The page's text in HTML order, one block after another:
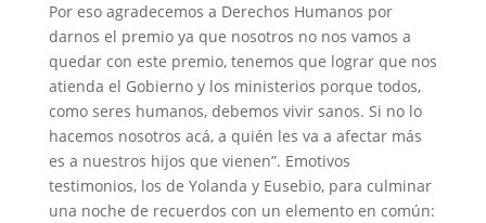
Por eso agradecemos a Derechos Humanos por
darnos el premio ya que nosotros no nos vamos a
quedar con este premio, tenemos que lograr que nos
atienda el Gobierno y los ministerios porque todos,
como seres humanos, debemos vivir sanos. Si no lo
hacemos nosotros acá, a quién les va a afectar más
es a nuestros hijos que vienen”. Emotivos
testimonios, los de Yolanda y Eusebio, para culminar
una noche de recuerdos con un elemento en común: